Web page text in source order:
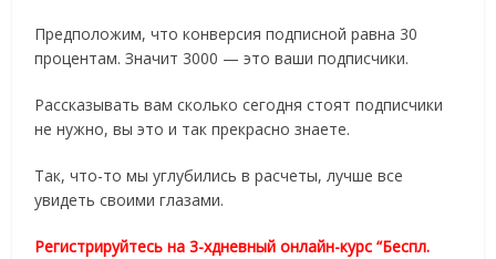
Предположим, что конверсия подписной равна 30
процентам. Значит 3000 — это ваши подписчики.
Рассказывать вам сколько сегодня стоят подписчики
не нужно, вы это и так прекрасно знаете.
Так, что-то мы углубились в расчеты, лучше все
увидеть своими глазами.
Регистрируйтесь на 3-хдневный онлайн-курс “Беспл.